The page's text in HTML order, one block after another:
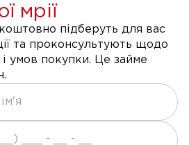
мрії
підберуть для вас
та проконсультують щодо
і умов покупки. Це займе